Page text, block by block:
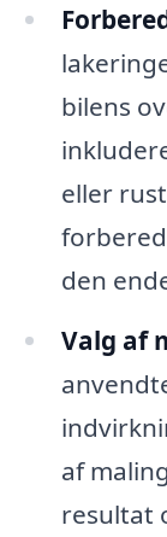
bilens
eller
den
Valg af
af
resultat